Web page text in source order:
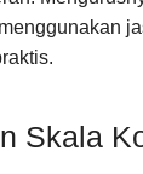
Skala